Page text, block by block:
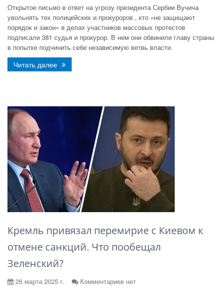
Открытое письмо в ответ на угрозу президента Сербии Вучича
увольнять тех полицейских и прокуроров , кто «не защищают
порядок и закон» в делах участников массовых протестов
подписали 381 судья и прокурор. В нем они обвинили главу страны
в попытке подчинить себе независимую ветвь власти.
Читать далее
Кремль привязал перемирие с Киевом к
отмене санкций. Что пообещал
Зеленский?
26 марта 2025 г.
Комментариев нет